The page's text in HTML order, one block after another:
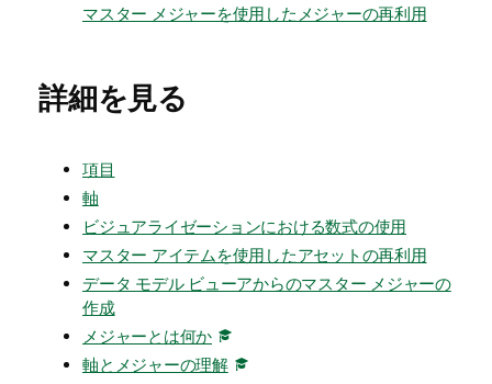
マスター メジャーを使用したメジャーの再利用
詳細を見る
項目
軸
ビジュアライゼーションにおける数式の使用
マスター アイテムを使用したアセットの再利用
データ モデル ビューアからのマスター メジャーの
作成
メジャーとは何か
軸とメジャーの理解